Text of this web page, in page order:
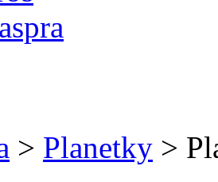
> Planetky >